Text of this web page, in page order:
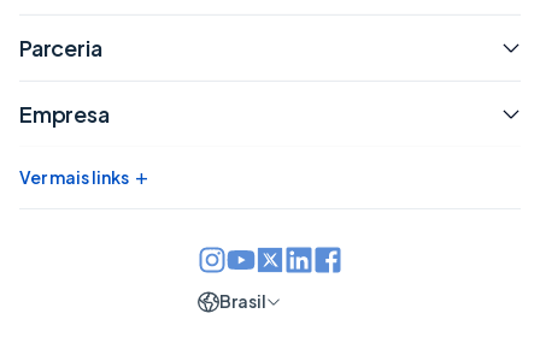
Parceria
Empresa
Ver mais links +
Brasil